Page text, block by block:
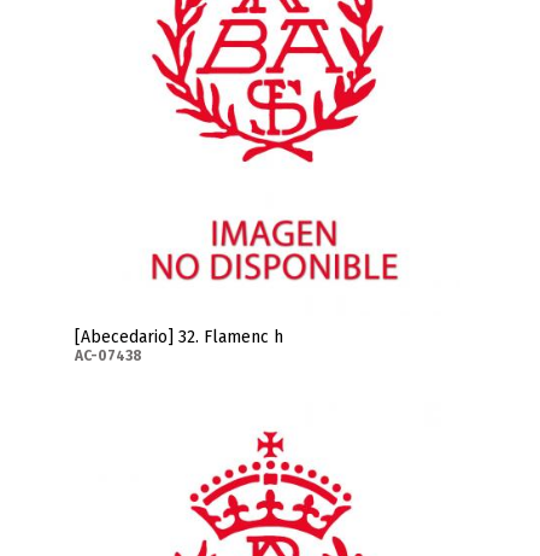
[Abecedario] 32. Flamenc h
AC-07438